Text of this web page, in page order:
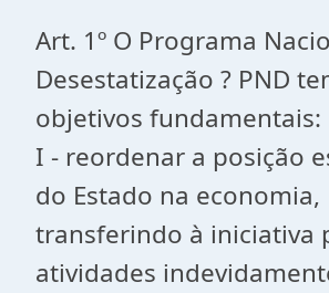
Art. 1º O Programa
Desestatização ? PND
objetivos fundamentais:
I - reordenar a posição
do Estado na economia,
transferindo à iniciativa
atividades